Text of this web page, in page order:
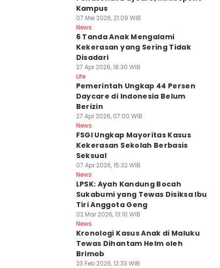
Kampus
07 Mei 2026, 21:09 WIB
News
6 Tanda Anak Mengalami
Kekerasan yang Sering Tidak
Disadari
27 Apr 2026, 18:30 WIB
Life
Pemerintah Ungkap 44 Persen
Daycare di Indonesia Belum
Berizin
27 Apr 2026, 07:00 WIB
News
FSGI Ungkap Mayoritas Kasus
Kekerasan Sekolah Berbasis
Seksual
07 Apr 2026, 15:32 WIB
News
LPSK: Ayah Kandung Bocah
Sukabumi yang Tewas Disiksa Ibu
Tiri Anggota Geng
02 Mar 2026, 13:10 WIB
News
Kronologi Kasus Anak di Maluku
Tewas Dihantam Helm oleh
Brimob
23 Feb 2026, 12:33 WIB